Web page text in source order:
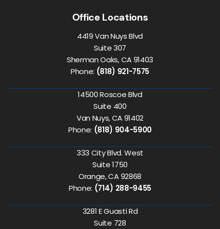
Office Locations
4419 Van Nuys Blvd
Suite 307
Sherman Oaks, CA 91403
Phone: (818) 921-7575
14500 Roscoe Blvd
Suite 400
Van Nuys, CA 91402
Phone: (818) 904-5900
333 City Blvd. West
Suite 1750
Orange, CA 92868
Phone: (714) 288-9455
3281 E Guasti Rd
Suite 728